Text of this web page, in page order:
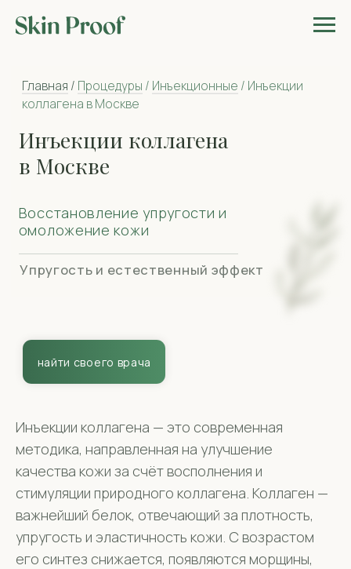
Инъекции коллагена
Восстановление упругости и
омоложение кожи
Инъекции коллагена — это современная
методика, направленная на улучшение
качества кожи за счёт восполнения и
стимуляции природного коллагена. Коллаген —
важнейший белок, отвечающий за плотность,
упругость и эластичность кожи. С возрастом
его синтез снижается, появляются морщины,